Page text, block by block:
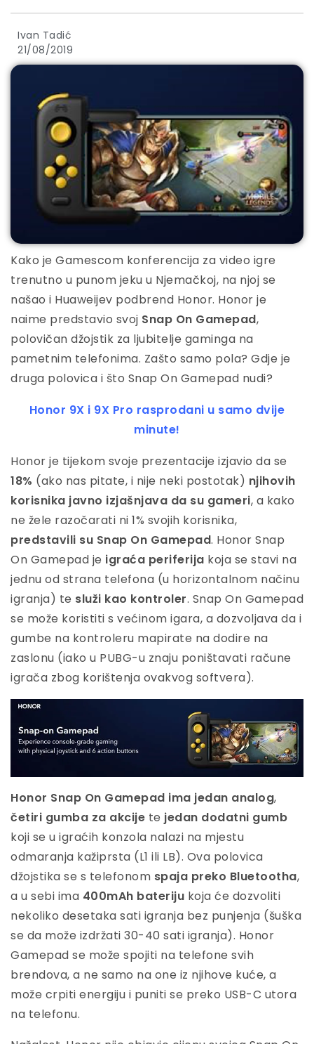
Ivan Tadić
21/08/2019
Kako je Gamescom konferencija za video igre
trenutno u punom jeku u Njemačkoj, na njoj se
našao i Huaweijev podbrend Honor. Honor je
naime predstavio svoj Snap On Gamepad,
polovičan džojstik za ljubitelje gaminga na
pametnim telefonima. Zašto samo pola? Gdje je
druga polovica i što Snap On Gamepad nudi?
Honor 9X i 9X Pro rasprodani u samo dvije
minute!
Honor je tijekom svoje prezentacije izjavio da se
18% (ako nas pitate, i nije neki postotak) njihovih
korisnika javno izjašnjava da su gameri, a kako
ne žele razočarati ni 1% svojih korisnika,
predstavili su Snap On Gamepad. Honor Snap
On Gamepad je igraća periferija koja se stavi na
jednu od strana telefona (u horizontalnom načinu
igranja) te služi kao kontroler. Snap On Gamepad
se može koristiti s većinom igara, a dozvoljava da i
gumbe na kontroleru mapirate na dodire na
zaslonu (iako u PUBG-u znaju poništavati račune
igrača zbog korištenja ovakvog softvera).
Honor Snap On Gamepad ima jedan analog,
četiri gumba za akcije te jedan dodatni gumb
koji se u igraćih konzola nalazi na mjestu
odmaranja kažiprsta (L1 ili LB). Ova polovica
džojstika se s telefonom spaja preko Bluetootha,
a u sebi ima 400mAh bateriju koja će dozvoliti
nekoliko desetaka sati igranja bez punjenja (šuška
se da može izdržati 30-40 sati igranja). Honor
Gamepad se može spojiti na telefone svih
brendova, a ne samo na one iz njihove kuće, a
može crpiti energiju i puniti se preko USB-C utora
na telefonu.